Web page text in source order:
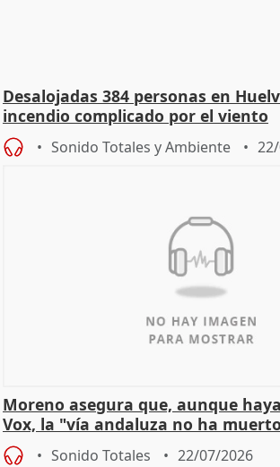
Desalojadas 384 personas en
incendio complicado por el viento
Sonido Totales y Ambiente
Moreno asegura que, aunque
Vox, la "vía andaluza no ha
"cambiar"
Sonido Totales 22/07/2026